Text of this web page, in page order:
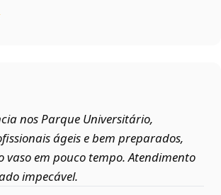
nos Parque Universitário,
ágeis e bem preparados,
vaso em pouco tempo. Atendimento
impecável.